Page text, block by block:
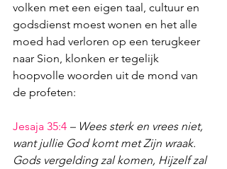
volken met een eigen taal, cultuur en
godsdienst moest wonen en het alle
moed had verloren op een terugkeer
naar Sion, klonken er tegelijk
hoopvolle woorden uit de mond van
de profeten:
Jesaja 35:4 – Wees sterk en vrees niet,
want jullie God komt met Zijn wraak.
Gods vergelding zal komen, Hijzelf zal